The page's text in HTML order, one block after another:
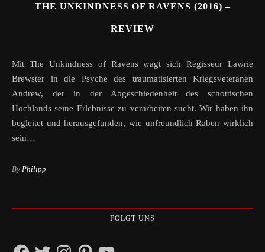
THE UNKINDNESS OF RAVENS (2016) –
REVIEW
Mit The Unkindness of Ravens wagt sich Regisseur Lawrie
Brewster in die Psyche des traumatisierten Kriegsveteranen
Andrew, der in der Abgeschiedenheit des schottischen
Hochlands seine Erlebnisse zu verarbeiten sucht. Wir haben ihn
begleitet und herausgefunden, wie unfreundlich Raben wirklich
sein…
By Philipp
FOLGT UNS
FacebookTwitterInstagramPinterestYouTube